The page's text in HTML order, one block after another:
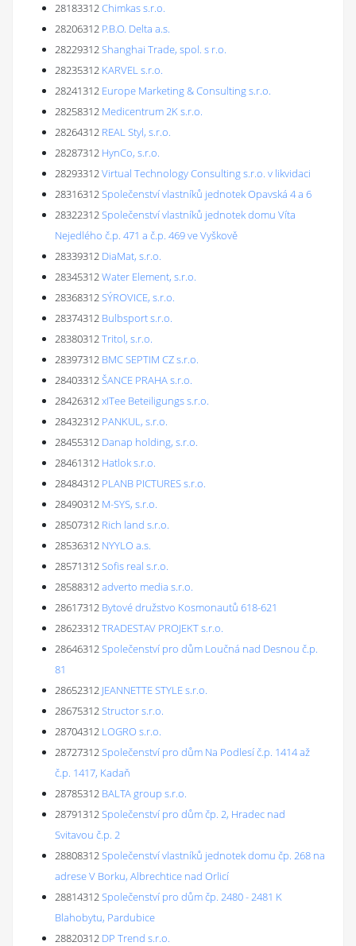
28183312Chimkas s.r.o.
28206312 P.B.O. Delta a.s.
28229312Shanghai Trade, spol. s r.o.
28235312 KARVEL s.r.o.
28241312 Europe Marketing & Consulting s.r.o.
28258312 Medicentrum 2K s.r.o.
28264312 REAL Styl, s.r.o.
28287312 HynCo, s.r.o.
28293312Virtual Technology Consulting s.r.o. v likvidaci
28316312Společenství vlastníků jednotek Opavská 4 a 6
28322312Společenství vlastníků jednotek domu Víta
Nejedlého č.p. 471 a č.p. 469 ve Vyškově
28339312 DiaMat, s.r.o.
28345312Water Element, s.r.o.
28368312SÝROVICE, s.r.o.
28374312 Bulbsport s.r.o.
28380312Tritol, s.r.o.
28397312 BMC SEPTIM CZ s.r.o.
28403312ŠANCE PRAHA s.r.o.
28426312xITee Beteiligungs s.r.o.
28432312 PANKUL, s.r.o.
28455312 Danap holding, s.r.o.
28461312 Hatlok s.r.o.
28484312 PLANB PICTURES s.r.o.
28490312 M-SYS, s.r.o.
28507312 Rich land s.r.o.
28536312 NYYLO a.s.
28571312Sofis real s.r.o.
28588312adverto media s.r.o.
28617312 Bytové družstvo Kosmonautů 618-621
28623312TRADESTAV PROJEKT s.r.o.
28646312Společenství pro dům Loučná nad Desnou č.p.
81
28652312 JEANNETTE STYLE s.r.o.
28675312Structor s.r.o.
28704312 LOGRO s.r.o.
28727312Společenství pro dům Na Podlesí č.p. 1414 až
č.p. 1417, Kadaň
28785312 BALTA group s.r.o.
28791312Společenství pro dům čp. 2, Hradec nad
Svitavou č.p. 2
28808312Společenství vlastníků jednotek domu čp. 268 na
adrese V Borku, Albrechtice nad Orlicí
28814312Společenství pro dům čp. 2480 - 2481 K
Blahobytu, Pardubice
28820312 DP Trend s.r.o.